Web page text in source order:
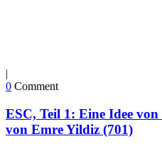
|
0 Comment
ESC, Teil 1: Eine Idee
von Emre Yildiz (701)